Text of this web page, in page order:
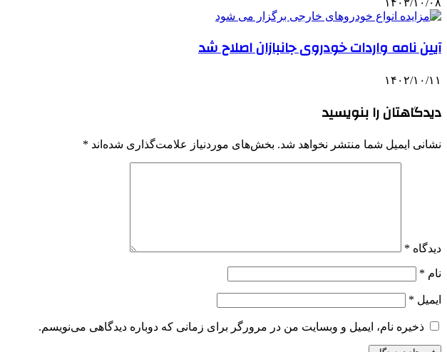
آیین نامه واردات خودروی جانبازان اصلاح شد
۱۴۰۲/۱۰/۱۱
دیدگاهتان را بنویسید
نشانی ایمیل شما منتشر نخواهد شد. بخش‌های موردنیاز علامت‌گذاری شده‌اند *
دیدگاه *
نام *
ایمیل *
ذخیره نام، ایمیل و وبسایت من در مرورگر برای زمانی که دوباره دیدگاهی می‌نویسم.